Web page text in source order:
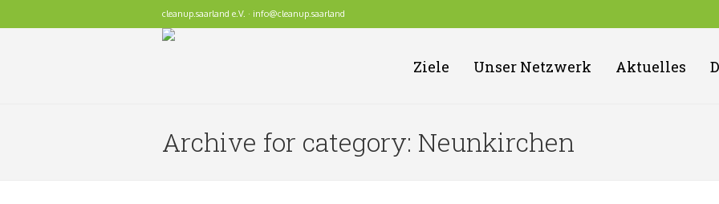
cleanup.saarland e.V. · info@cleanup.saarland
Ziele Unser Netzwerk Aktuelles
Archive for category: Neunkirchen